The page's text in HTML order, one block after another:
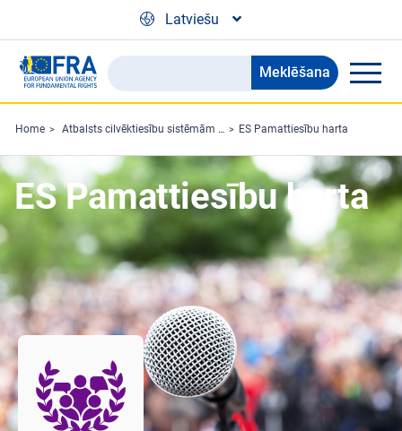
Latviešu
Search
the
FRA
website
Meklēšana
Home Atbalsts cilvēktiesību sistēmām un aizstāvjiem ES Pamattiesību harta
ES Pamattiesību harta